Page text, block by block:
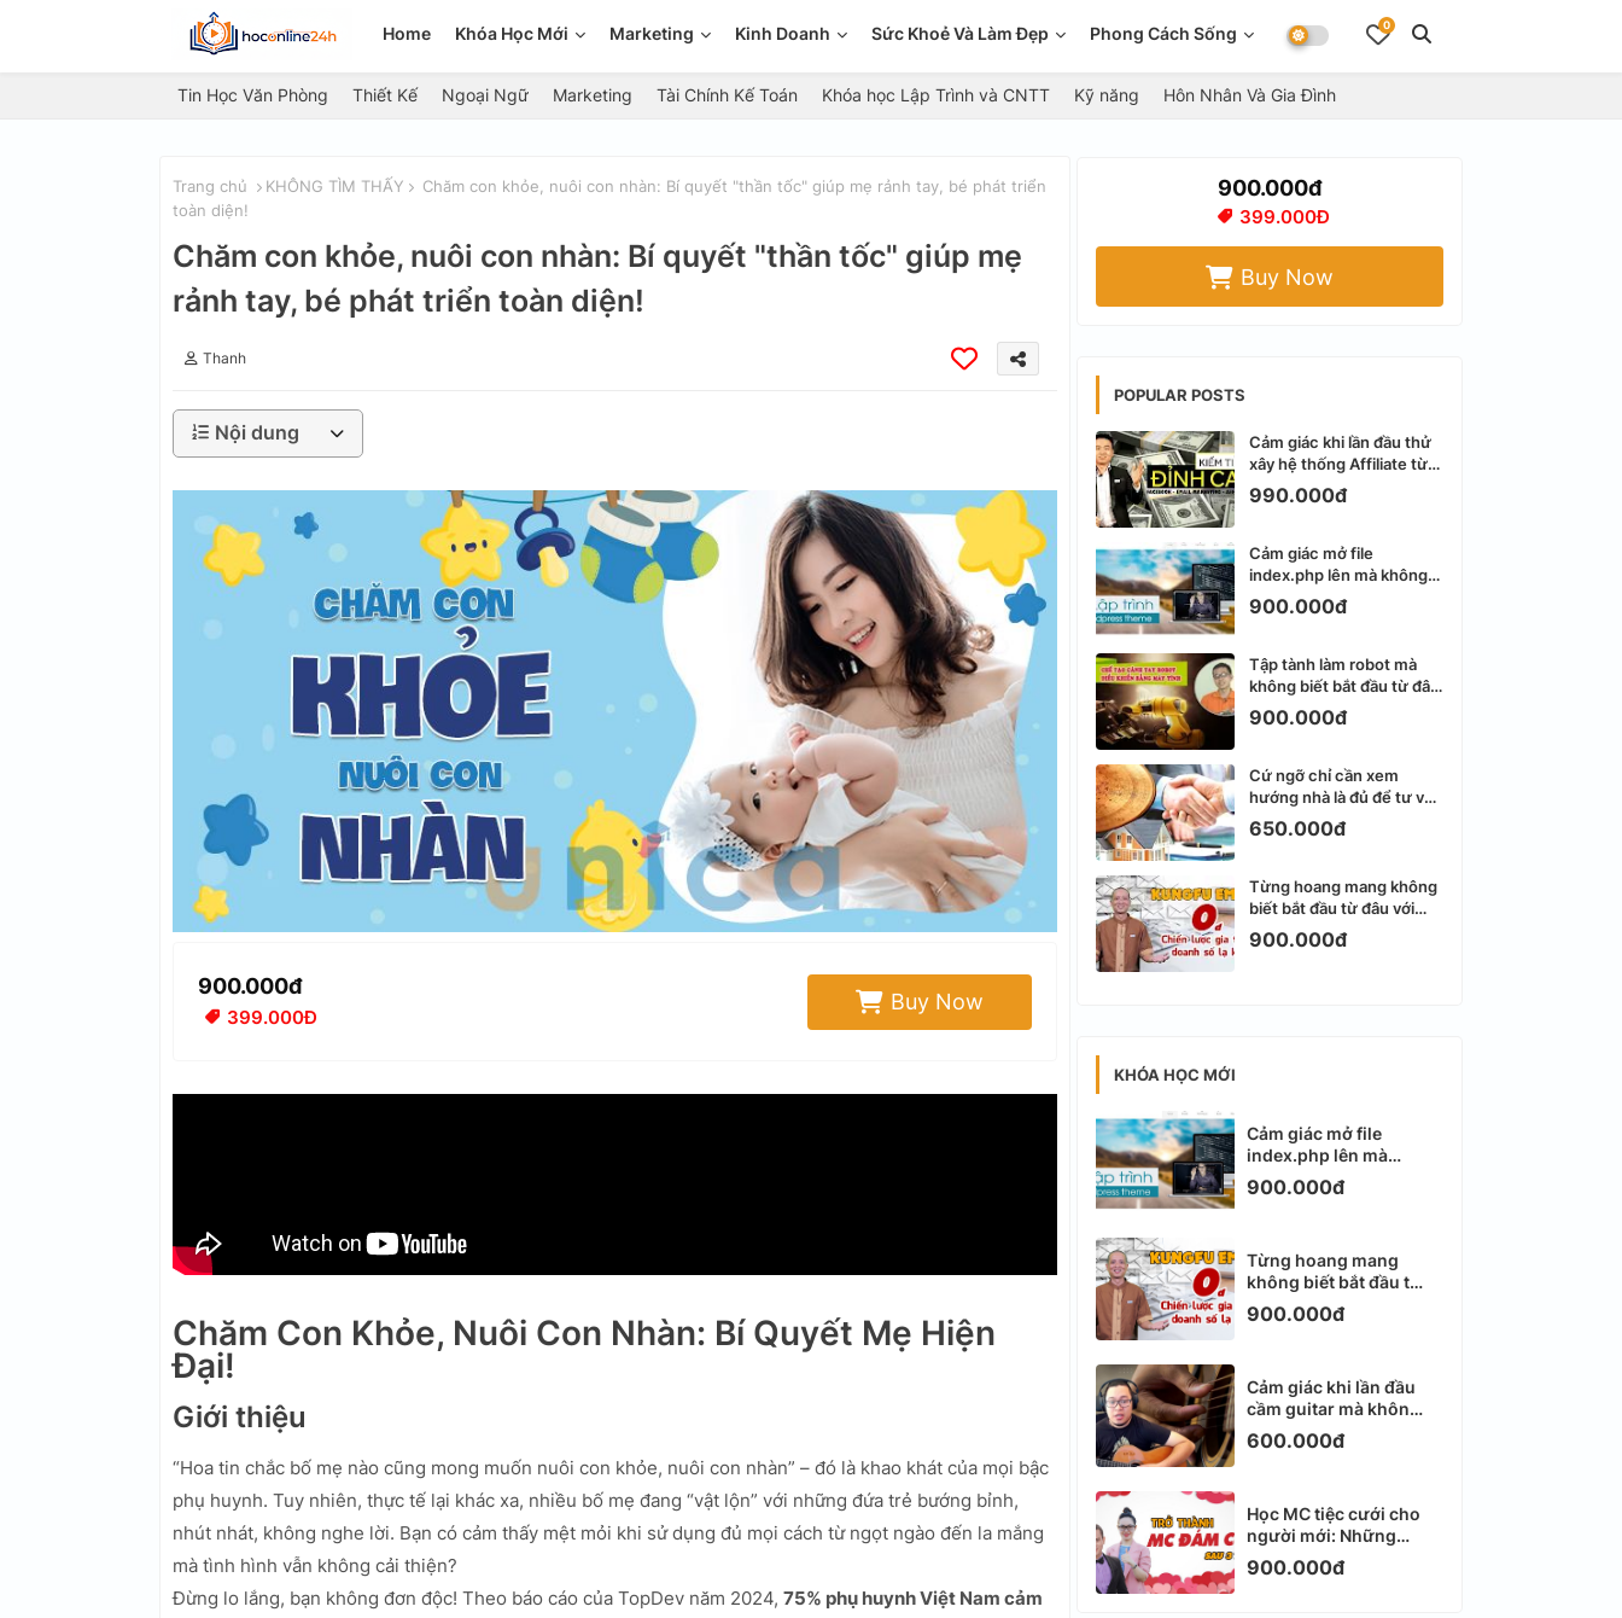
Home Khóa Học Mới Marketing Kinh Doanh Sức Khoẻ Và Làm Đẹp Phong Cách Sống 0
Tin Học Văn Phòng Thiết Kế Ngoại Ngữ Marketing Tài Chính Kế Toán Khóa học Lập Trình và CNTT Kỹ năng Hôn Nhân Và Gia Đình
Trang chủ KHÔNG TÌM THẤY
Chăm con khỏe, nuôi con nhàn: Bí quyết "thần tốc" giúp mẹ rảnh tay, bé phát triển
toàn diện!
Chăm con khỏe, nuôi con nhàn: Bí quyết "thần tốc" giúp mẹ
rảnh tay, bé phát triển toàn diện!
Thanh
Nội dung
900.000đ
399.000Đ
Buy Now
Chăm Con Khỏe, Nuôi Con Nhàn: Bí Quyết Mẹ Hiện
Đại!
Giới thiệu
“Hoa tin chắc bố mẹ nào cũng mong muốn nuôi con khỏe, nuôi con nhàn” – đó là khao khát của mọi bậc
phụ huynh. Tuy nhiên, thực tế lại khác xa, nhiều bố mẹ đang “vật lộn” với những đứa trẻ bướng bỉnh,
nhút nhát, không nghe lời. Bạn có cảm thấy mệt mỏi khi sử dụng đủ mọi cách từ ngọt ngào đến la mắng
mà tình hình vẫn không cải thiện?
Đừng lo lắng, bạn không đơn độc! Theo báo cáo của TopDev năm 2024, 75% phụ huynh Việt Nam cảm
900.000đ
399.000Đ
Buy Now
POPULAR POSTS
Cảm giác khi lần đầu thử
xây hệ thống Affiliate từ
Facebook cá nhân
990.000đ
Cảm giác mở file
index.php lên mà không
biết viết gì tiếp theo
900.000đ
Tập tành làm robot mà
không biết bắt đầu từ đâu
thì dễ nản thật
900.000đ
Cứ ngỡ chỉ cần xem
hướng nhà là đủ để tư vấn
phong thủy bất động sản
650.000đ
Từng hoang mang không
biết bắt đầu từ đâu với
Email Marketing
900.000đ
KHÓA HỌC MỚI
Cảm giác mở file
index.php lên mà
không biết viết gì tiếp
theo
900.000đ
Từng hoang mang
không biết bắt đầu từ
đâu với Email
Marketing
900.000đ
Cảm giác khi lần đầu
cầm guitar mà không
biết bắt đầu từ đâu
600.000đ
Học MC tiệc cưới cho
người mới: Những
ngày đầu thực sự khá
ngợp
900.000đ